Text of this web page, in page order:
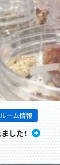
ーム情報
した！